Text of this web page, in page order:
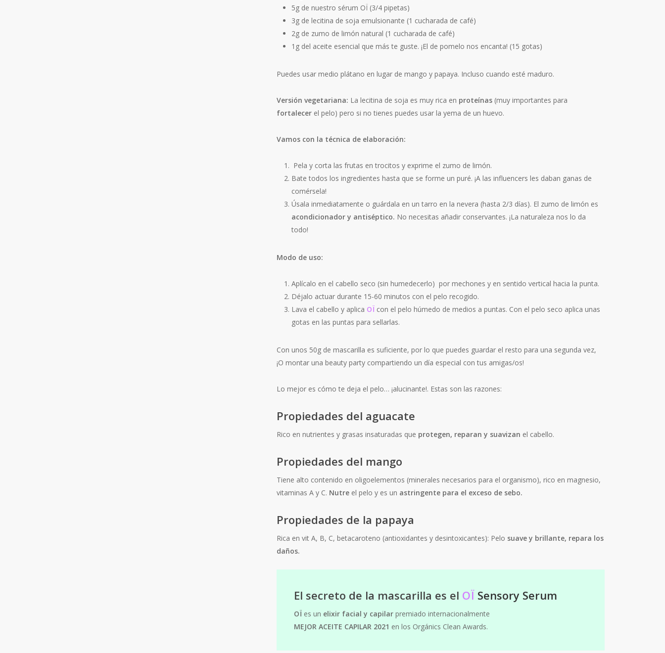
5g de nuestro sérum OÏ (3/4 pipetas)
3g de lecitina de soja emulsionante (1 cucharada de café)
2g de zumo de limón natural (1 cucharada de café)
1g del aceite esencial que más te guste. ¡El de pomelo nos encanta! (15 gotas)
Puedes usar medio plátano en lugar de mango y papaya. Incluso cuando esté maduro.
Versión vegetariana: La lecitina de soja es muy rica en proteínas(muy importantes para
fortalecerel pelo) pero si no tienes puedes usar la yema de un huevo.
Vamos con la técnica de elaboración:
Pela y corta las frutas en trocitos y exprime el zumo de limón.
Bate todos los ingredientes hasta que se forme un puré. ¡A las influencers les daban ganas de
comérsela!
Úsala inmediatamente o guárdala en un tarro en la nevera (hasta 2/3 días). El zumo de limón es
acondicionador y antiséptico. No necesitas añadir conservantes. ¡La naturaleza nos lo da
todo!
Modo de uso:
Aplícalo en el cabello seco (sin humedecerlo) por mechones y en sentido vertical hacia la punta.
Déjalo actuar durante 15-60 minutos con el pelo recogido.
Lava el cabello y aplica OÏcon el pelo húmedo de medios a puntas. Con el pelo seco aplica unas
gotas en las puntas para sellarlas.
Con unos 50g de mascarilla es suficiente, por lo que puedes guardar el resto para una segunda vez,
¡O montar una beauty party compartiendo un día especial con tus amigas/os!
Lo mejor es cómo te deja el pelo… ¡alucinante!. Estas son las razones:
Propiedades del aguacate
Rico en nutrientes y grasas insaturadas que protegen, reparan y suavizan el cabello.
Propiedades del mango
Tiene alto contenido en oligoelementos (minerales necesarios para el organismo), rico en magnesio,
vitaminas A y C. Nutreel pelo y es un astringente para el exceso de sebo.
Propiedades de la papaya
Rica en vit A, B, C, betacaroteno (antioxidantes y desintoxicantes): Pelo suave y brillante, repara los
daños.
El secreto de la mascarilla es el OÏSensory Serum
OÏ es un elixir facial y capilarpremiado internacionalmente
MEJOR ACEITE CAPILAR 2021 en los Orgánics Clean Awards.